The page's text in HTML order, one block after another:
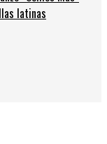
latinas